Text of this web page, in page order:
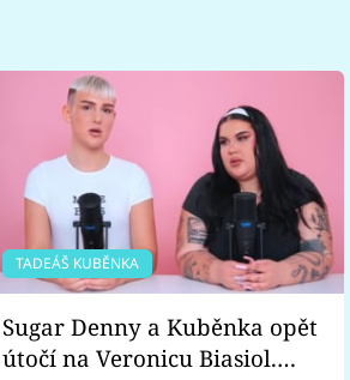
TADEÁŠ KUBĚNKA
Sugar Denny a Kuběnka opět
útočí na Veronicu Biasiol.